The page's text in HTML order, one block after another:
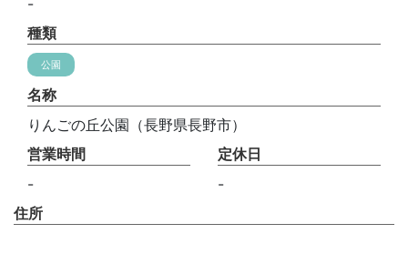
-
種類
公園
名称
りんごの丘公園（長野県長野市）
営業時間
-
定休日
-
住所